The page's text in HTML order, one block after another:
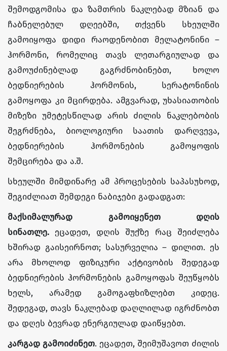
შემოდგომისა და ზამთრის ნაკლებად მზიან და
ჩაბნელებულ დღეებში, თქვენს სხეულში
გამოიყოფა დიდი რაოდენობით მელატონინი –
ჰორმონი, რომელიც თავს ლეთარგიულად და
გამოუძინებლად გაგრძნობინებთ, ხოლო
ბედნიერების ჰორმონის, სერატონინის
გამოყოფა კი მცირდება. ამგვარად, უხასიათობის
მიზეზი უმეტესწილად არის ძილის ნაკლებობის
შეგრძნება, ბიოლოგიური საათის დარღვევა,
ბედნიერების ჰორმონების გამოყოფის
შემცირება და ა.შ.
სხეულში მიმდინარე ამ პროცესების საპასუხოდ,
შეგიძლიათ შემდეგი ნაბიჯები გადადგათ:
მაქსიმალურად გამოიყენეთ დღის
სინათლე. ეცადეთ, დღის შუქზე რაც შეიძლება
ხშირად გაისეირნოთ; სასურველია – დილით. ეს
არა მხოლოდ ფიზიკური აქტივობის შედეგად
ბედნიერების ჰორმონების გამოყოფას შეუწყობს
ხელს, არამედ გამოგაფხიზლებთ კიდეც.
შედეგად, თავს ნაკლებად დაღლილად იგრძნობთ
და დღეს ბევრად ენერგიულად დაიწყებთ.
კარგად გამოიძინეთ. ეცადეთ, შეიმუშავოთ ძილის